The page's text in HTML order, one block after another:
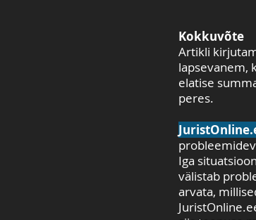
Kokkuvõte
Artikli
lapsevanem,
elatise
peres.
Iga
välistab
arvata,
Jur